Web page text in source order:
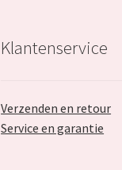
Klantenservice
Verzenden en retour
Service en garantie